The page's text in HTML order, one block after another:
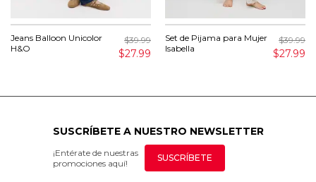
Jeans Balloon Unicolor
H&O
$39.99
$27.99
Set de Pijama para Mujer
Isabella
$39.99
$27.99
SUSCRÍBETE A NUESTRO NEWSLETTER
¡Entérate de nuestras
promociones aquí!
SUSCRÍBETE